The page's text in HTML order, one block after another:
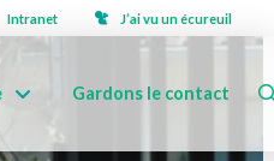
Intranet J’ai vu un écureuil
Gardons le contact